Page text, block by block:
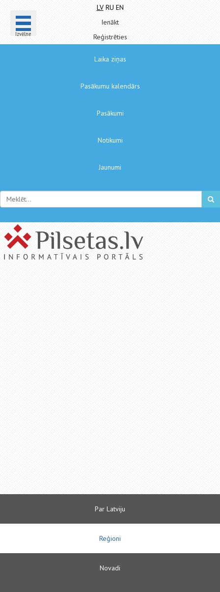
Izvēlne
LV RU EN
Ienākt
Reģistrēties
Laika ziņas
Pasākumu kalendārs
Pasākumi
Notikumi
Jaunumi
Par Latviju
Reģioni
Novadi